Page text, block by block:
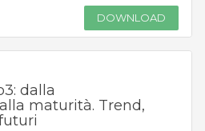
DOWNLOAD
dalla
maturità. Trend,